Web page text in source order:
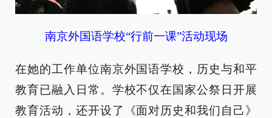
南京外国语学校“行前一课”活动现场
在她的工作单位南京外国语学校，历史与和平
教育已融入日常。学校不仅在国家公祭日开展
教育活动，还开设了《面对历史和我们自己》